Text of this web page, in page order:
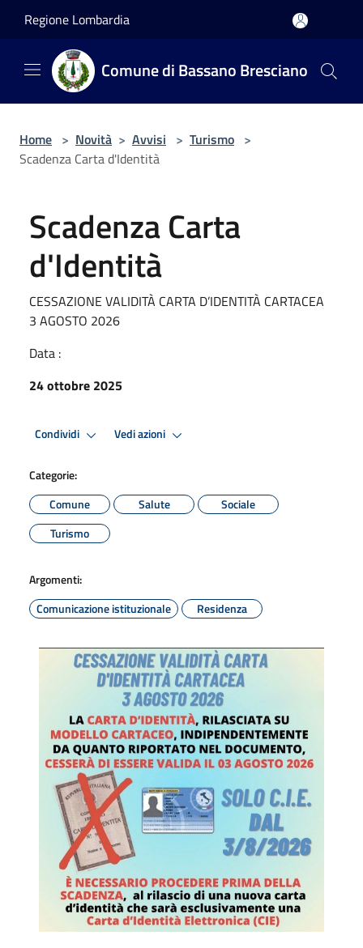
Regione Lombardia
Comune di Bassano Bresciano
Home > Novità > Avvisi > Turismo >
Scadenza Carta d'Identità
Scadenza Carta
d'Identità
CESSAZIONE VALIDITÀ CARTA D’IDENTITÀ CARTACEA
3 AGOSTO 2026
Data :
24 ottobre 2025
Condividi Vedi azioni
Categorie:
Comune
Salute
Sociale
Turismo
Argomenti:
Comunicazione istituzionale
Residenza